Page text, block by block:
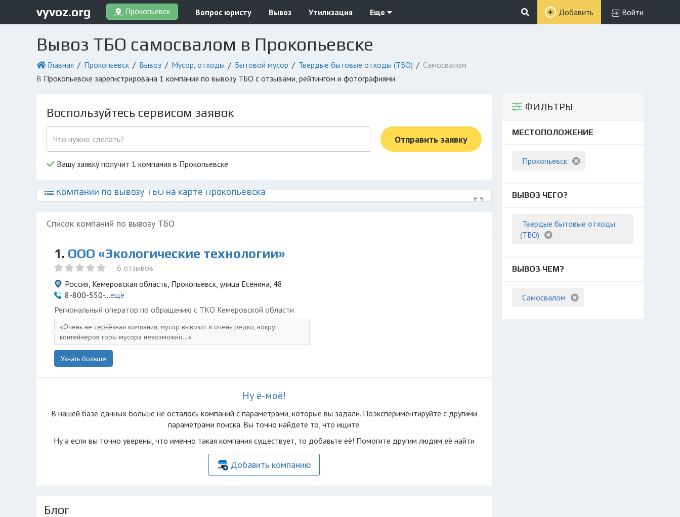
vyvoz.org Прокопьевск Вопрос юристу Вывоз Утилизация Еще Добавить Войти
Вывоз ТБО самосвалом в Прокопьевске
Главная Прокопьевск Вывоз Мусор, отходы Бытовой мусор Твердые бытовые отходы (ТБО)
Самосвалом
в Прокопьевске зарегистрирована 1 компания по вывозу ТБО с отзывами, рейтингом и фотографиями
ФИЛЬТРЫ
МЕСТОПОЛОЖЕНИЕ
Прокопьевск
ВЫВОЗ ЧЕГО?
Твердые бытовые отходы
(ТБО)
ВЫВОЗ ЧЕМ?
Самосвалом
Воспользуйтесь сервисом заявок
Отправить заявку
Вашу заявку получит 1 компания в Прокопьевске
Компании по вывозу ТБО на карте Прокопьевска
Список компаний по вывозу ТБО
1. ООО «Экологические технологии»
6 отзывов
Россия, Кемеровская область, Прокопьевск, улица Есенина, 48
8-800-550-...ещё
Региональный оператор по обращению с ТКО Кемеровской области
Очень не серьёзная компания, мусор вывозит я очень редко, вокруг
контейнеров горы мусора невозможно...
Узнать больше
Ну ё-моё!
В нашей базе данных больше не осталоcь компаний с параметрами, которые вы задали. Поэкспериментируйте с другими
параметрами поиска. Вы точно найдете то, что ищите.
Ну а если вы точно уверены, что именно такая компания существует, то добавьте её! Помогите другим людям её найти
Добавить компанию
Блог